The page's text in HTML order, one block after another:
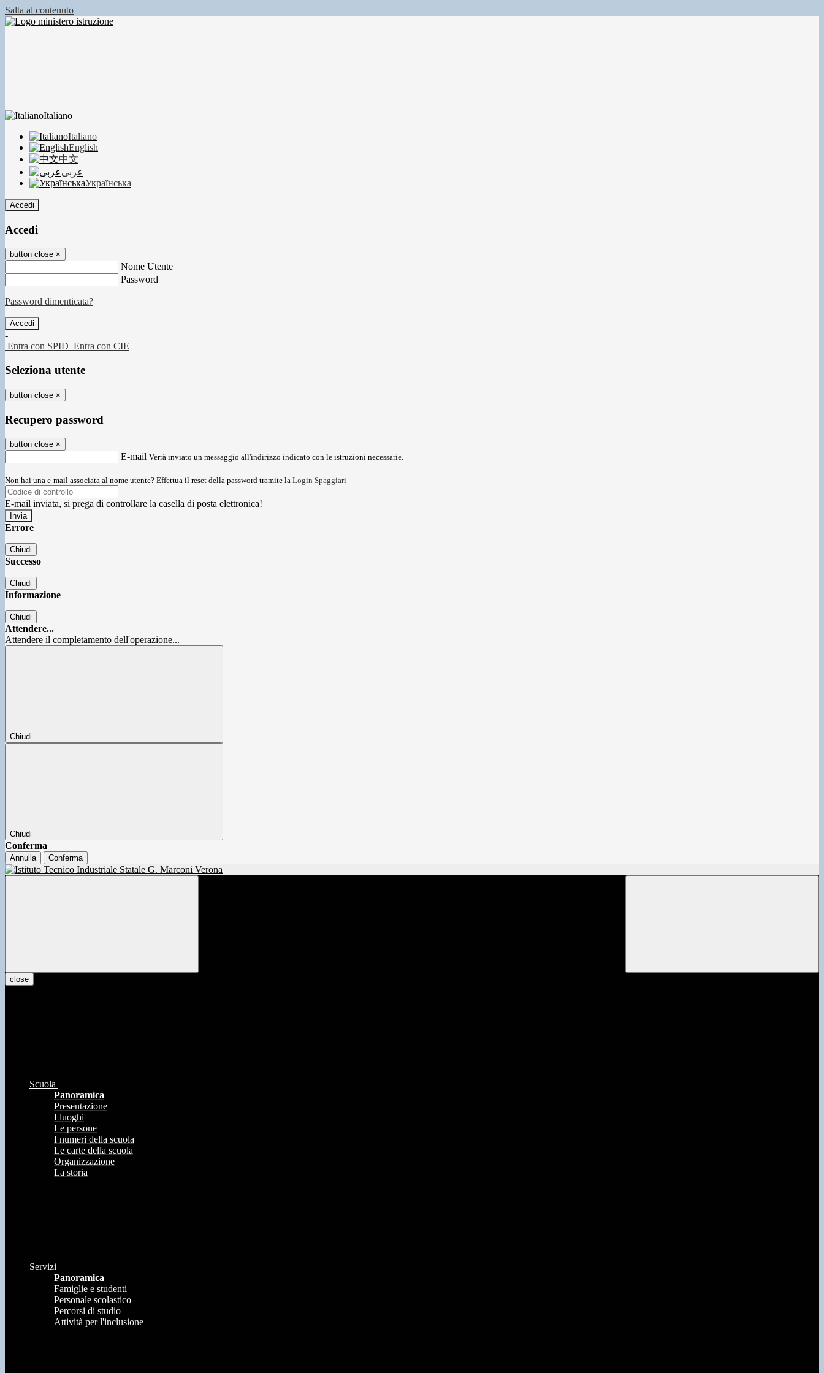
Salta al contenuto
Italiano
Italiano
English
中文
عربى
Українська
Accedi
Accedi
button close ×
Nome Utente
Password
Password dimenticata?
-
Entra con SPID Entra con CIE
Seleziona utente
button close ×
Recupero password
button close ×
E-mail Verrà inviato un messaggio all'indirizzo indicato con le istruzioni necessarie.
Non hai una e-mail associata al nome utente? Effettua il reset della password tramite la Login Spaggiari
E-mail inviata, si prega di controllare la casella di posta elettronica!
Errore
Chiudi
Successo
Chiudi
Informazione
Chiudi
Attendere...
Attendere il completamento dell'operazione...
Chiudi
Chiudi
Conferma
Annulla Conferma
close
Scuola
Panoramica
Presentazione
I luoghi
Le persone
I numeri della scuola
Le carte della scuola
Organizzazione
La storia
Servizi
Panoramica
Famiglie e studenti
Personale scolastico
Percorsi di studio
Attività per l'inclusione